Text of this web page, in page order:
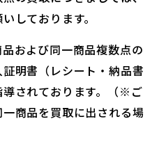
しております。
および同一商品複数点の
明書（レシート・納品書
されております。（※ご
商品を買取に出される場